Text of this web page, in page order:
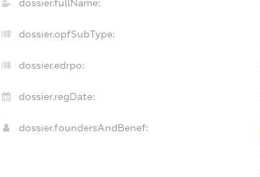
dossier.fullName:
dossier.opfSubType:
dossier.edrpo:
dossier.regDate:
dossier.foundersAndBenef: